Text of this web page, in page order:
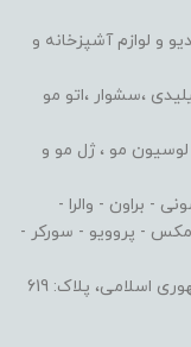
و لوازم آشپزخانه و
،سشوار ،اتو مو
مو ، ژل مو و
- براون - والرا -
- پروویو - سورکر -
آدرس : جمهوری اسلامی، کوچه رم، خیابان جمهوری اسلامی، پلاک: 619